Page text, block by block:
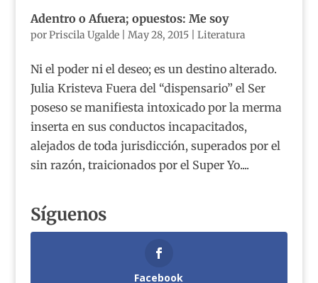
Adentro o Afuera; opuestos: Me soy
porPriscila Ugalde| May 28, 2015| Literatura
Ni el poder ni el deseo; es un destino alterado.
Julia Kristeva Fuera del “dispensario” el Ser
poseso se manifiesta intoxicado por la merma
inserta en sus conductos incapacitados,
alejados de toda jurisdicción, superados por el
sin razón, traicionados por el Super Yo....
Síguenos
Facebook